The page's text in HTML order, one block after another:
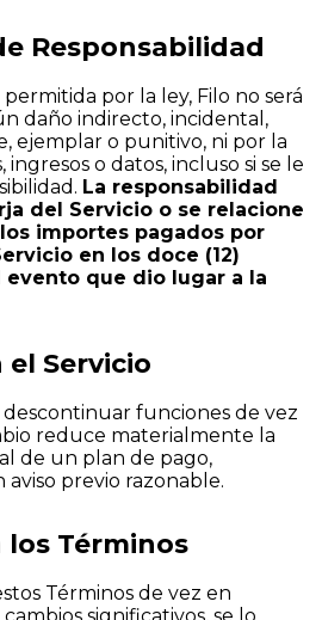
Responsabilidad
por la ley, Filo no será
daño indirecto, incidental,
ejemplar o punitivo, ni por la
o datos, incluso si se le
La responsabilidad
del Servicio o se relacione
importes pagados por
en los doce (12)
evento que dio lugar a la
el Servicio
funciones de vez
reduce materialmente la
de un plan de pago,
previo razonable.
los Términos
Términos de vez en